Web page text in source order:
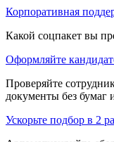
Корпоративная
Какой соцпакет вы
Оформляйте
Проверяйте
документы без бумаг
Ускорьте подбор в 2